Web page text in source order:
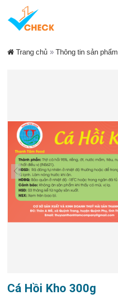
Trang chủ » Thông tin sản phẩm
Cá Hồi Kho 300g